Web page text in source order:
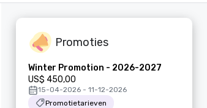
Promoties
Winter Promotion - 2026-2027
US$ 450,00
15-04-2026 - 11-12-2026
Promotietarieven